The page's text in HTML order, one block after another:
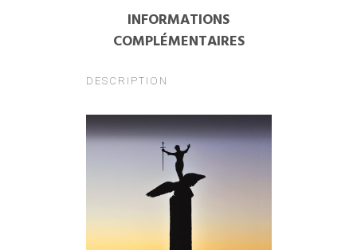
INFORMATIONS
COMPLÉMENTAIRES
DESCRIPTION